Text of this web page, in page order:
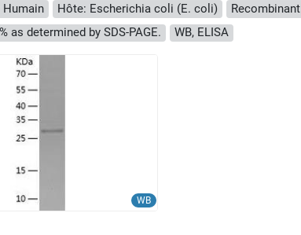
Humain Hôte: Escherichia coli (E. coli)
Recombinant
as determined by SDS-PAGE.
WB, ELISA
WB